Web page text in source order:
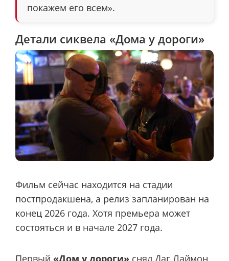
покажем его всем».
Детали сиквела «Дома у дороги»
Фильм сейчас находится на стадии
постпродакшена, а релиз запланирован на
конец 2026 года. Хотя премьера может
состояться и в начале 2027 года.
Первый «Дом у дороги» снял Даг Лаймон